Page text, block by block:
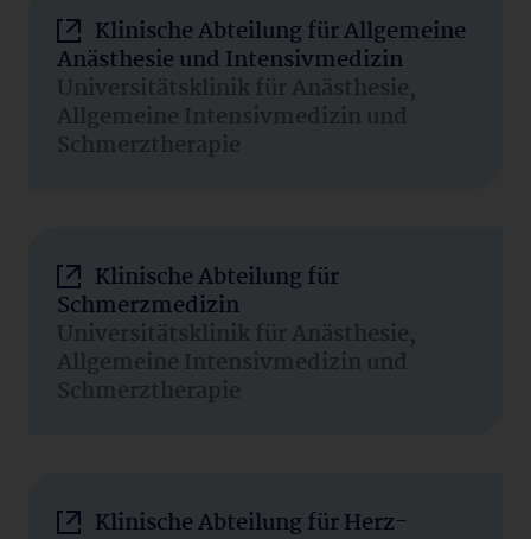
Klinische Abteilung für Allgemeine
Anästhesie und Intensivmedizin
Universitätsklinik für Anästhesie,
Allgemeine Intensivmedizin und
Schmerztherapie
Klinische Abteilung für
Schmerzmedizin
Universitätsklinik für Anästhesie,
Allgemeine Intensivmedizin und
Schmerztherapie
Klinische Abteilung für Herz-